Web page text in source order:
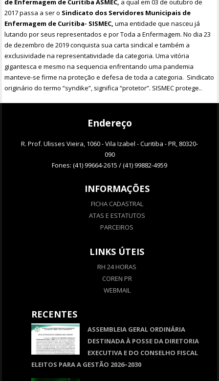
de Enfermagem de Curitiba ASMEC, a qual em 03 de outubro de
2017 passa a ser o Sindicato dos Servidores Municipais de
Enfermagem de Curitiba- SISMEC,uma entidade que nasceu já
lutando por seus representados e por Toda a Enfermagem. No dia 23
de dezembro de 2019 conquista sua carta sindical e também a
exclusividade na representatividade da categoria. Uma vitória
gigantesca e mesmo na sequencia enfrentando uma pandemia
manteve-se firme na proteção e defesa de toda a categoria. Sindicato
originário do termo “syndike”, significa “protetor”. SISMEC protege..
Endereço
R. Prof. Ulisses Vieira, 1060 - Vila Izabel - Curitiba - PR, 80320-
090
Fones: (41) 99664-2615 / (41) 99882-4959
INFORMAÇÕES
FICHA CADASTRAL
ATAS E ESTATUTOS
PARCEIROS
LINKS ÚTEIS
RH 24 HORAS
COREN PR
WEBMAIL
RECENTES
ASSEMBLEIA GERAL ORDINÁRIA
DESTINADA À POSSE DA DIRETORIA
EXECUTIVA E DO CONSELHO FISCAL
ELEITOS PARA A GESTÃO 2026–2030